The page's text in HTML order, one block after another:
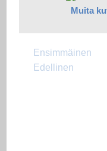
Muita
Ensimmäinen
Edellinen